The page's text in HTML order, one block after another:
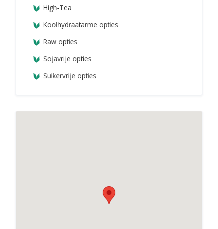
High-Tea
Koolhydraatarme opties
Raw opties
Sojavrije opties
Suikervrije opties